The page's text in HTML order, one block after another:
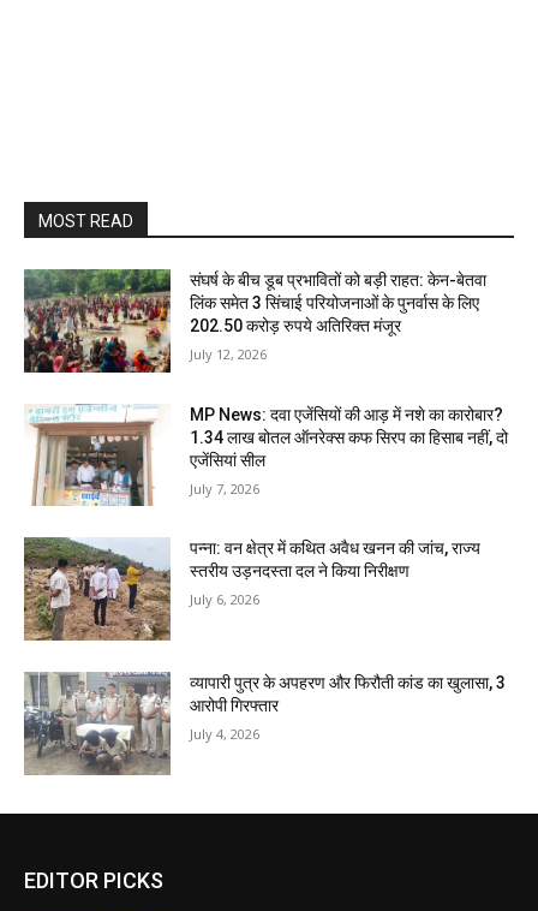
MOST READ
संघर्ष के बीच डूब प्रभावितों को बड़ी राहत: केन-बेतवा
लिंक समेत 3 सिंचाई परियोजनाओं के पुनर्वास के लिए
202.50 करोड़ रुपये अतिरिक्त मंजूर
July 12, 2026
MP News: दवा एजेंसियों की आड़ में नशे का कारोबार?
1.34 लाख बोतल ऑनरेक्स कफ सिरप का हिसाब नहीं, दो
एजेंसियां सील
July 7, 2026
पन्ना: वन क्षेत्र में कथित अवैध खनन की जांच, राज्य
स्तरीय उड़नदस्ता दल ने किया निरीक्षण
July 6, 2026
व्यापारी पुत्र के अपहरण और फिरौती कांड का खुलासा, 3
आरोपी गिरफ्तार
July 4, 2026
EDITOR PICKS